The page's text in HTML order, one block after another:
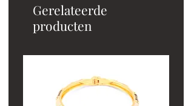
Gerelateerde
producten